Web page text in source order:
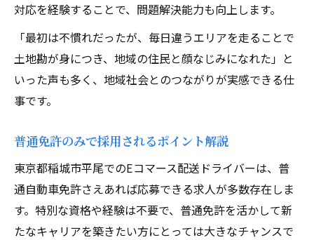
対応を経験することで、問題解決能力も向上します。
「最初は不慣れだったが、毎日違うエリアを走ることで
土地勘が身につき、地域の住民と顔なじみになれた」と
いった声も多く、地域社会とのつながりが実感できる仕
事です。
普通免許のみで採用されるポイント解説
東京都稲城市平尾でのEコマース配送ドライバーは、普
通自動車免許さえあれば応募できる求人が多数存在しま
す。特別な資格や経験は不要で、普通免許を活かして新
たなキャリアを築きたい方にとっては大きなチャンスで